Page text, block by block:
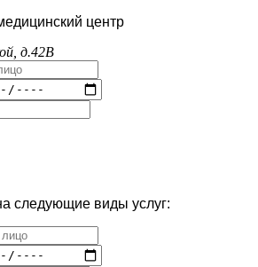
центр
д.42В
следующие виды услуг: